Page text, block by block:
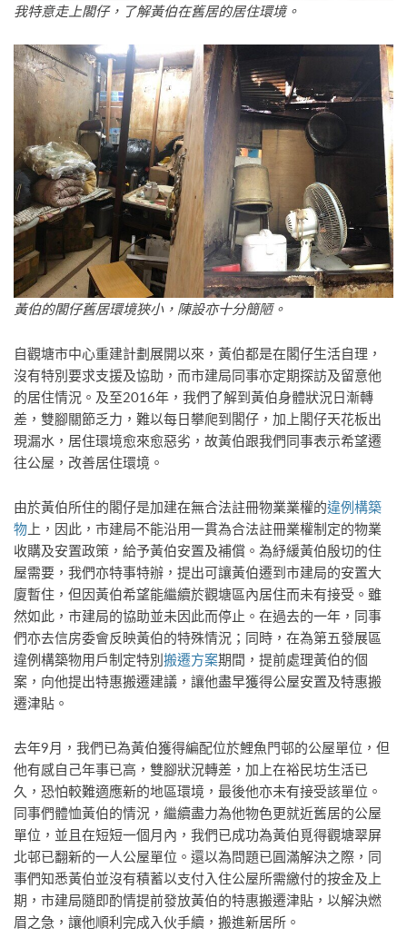
我特意走上閣仔，了解黃伯在舊居的居住環境。
黃伯的閣仔舊居環境狹小，陳設亦十分簡陋。
自觀塘市中心重建計劃展開以來，黃伯都是在閣仔生活自理，
沒有特別要求支援及協助，而市建局同事亦定期探訪及留意他
的居住情況。及至2016年，我們了解到黃伯身體狀況日漸轉
差，雙腳關節乏力，難以每日攀爬到閣仔，加上閣仔天花板出
現漏水，居住環境愈來愈惡劣，故黃伯跟我們同事表示希望遷
往公屋，改善居住環境。
由於黃伯所住的閣仔是加建在無合法註冊物業業權的違例構築
物 上，因此，市建局不能沿用一貫為合法註冊業權制定的物業
收購及安置政策，給予黃伯安置及補償。為紓緩黃伯殷切的住
屋需要，我們亦特事特辦，提出可讓黃伯遷到市建局的安置大
廈暫住，但因黃伯希望能繼續於觀塘區內居住而未有接受。雖
然如此，市建局的協助並未因此而停止。在過去的一年，同事
們亦去信房委會反映黃伯的特殊情況；同時，在為第五發展區
違例構築物用戶制定特別搬遷方案期間，提前處理黃伯的個
案，向他提出特惠搬遷建議，讓他盡早獲得公屋安置及特惠搬
遷津貼。
去年9月，我們已為黃伯獲得編配位於鯉魚門邨的公屋單位，但
他有感自己年事已高，雙腳狀況轉差，加上在裕民坊生活已
久，恐怕較難適應新的地區環境，最後他亦未有接受該單位。
同事們體恤黃伯的情況，繼續盡力為他物色更就近舊居的公屋
單位，並且在短短一個月內，我們已成功為黃伯覓得觀塘翠屏
北邨已翻新的一人公屋單位。還以為問題已圓滿解決之際，同
事們知悉黃伯並沒有積蓄以支付入住公屋所需繳付的按金及上
期，市建局隨即酌情提前發放黃伯的特惠搬遷津貼，以解決燃
眉之急，讓他順利完成入伙手續，搬進新居所。